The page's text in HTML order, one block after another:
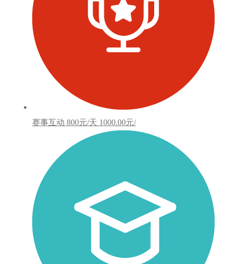
赛事互动 800元/天 1000.00元/